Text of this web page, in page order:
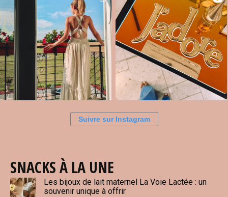
Suivre sur Instagram
SNACKS À LA UNE
Les bijoux de lait maternel La Voie Lactée : un
souvenir unique à offrir